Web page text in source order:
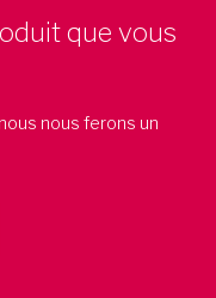
que vous
nous ferons un